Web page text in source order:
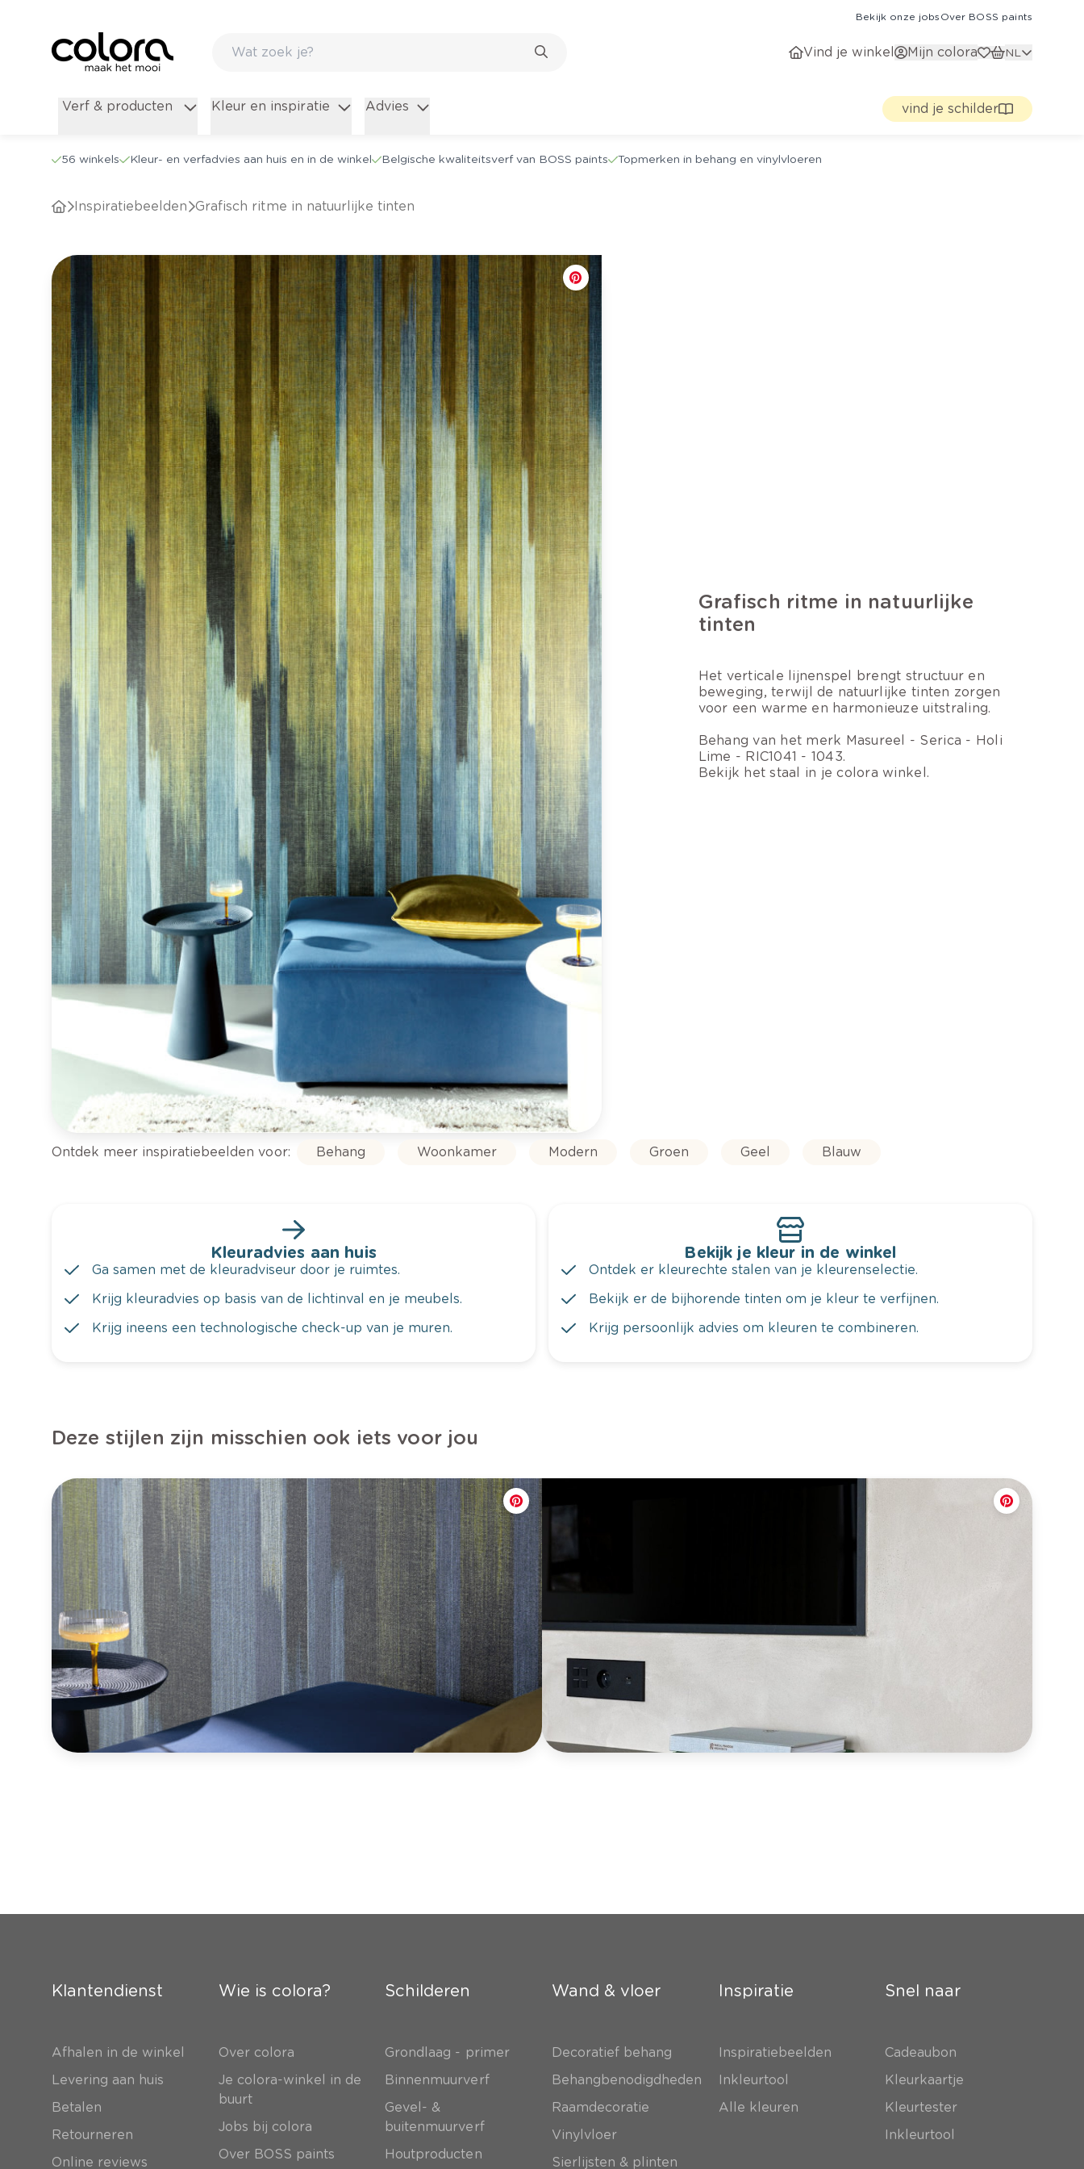
Bekijk onze jobs Over BOSS paints
Vind je winkel Mijn colora NL
Verf & producten Kleur en inspiratie Advies vind je schilder
56 winkels Kleur- en verfadvies aan huis en in de winkel Belgische kwaliteitsverf van BOSS paints Topmerken in behang en vinylvloeren
Inspiratiebeelden Grafisch ritme in natuurlijke tinten
Grafisch ritme in natuurlijke
tinten
Het verticale lijnenspel brengt structuur en
beweging, terwijl de natuurlijke tinten zorgen
voor een warme en harmonieuze uitstraling.
Behang van het merk Masureel - Serica - Holi
Lime - RIC1041 - 1043.
Bekijk het staal in je colora winkel.
Ontdek meer inspiratiebeelden voor: Behang Woonkamer Modern Groen Geel Blauw
Kleuradvies aan huis
Ga samen met de kleuradviseur door je ruimtes.
Krijg kleuradvies op basis van de lichtinval en je meubels.
Krijg ineens een technologische check-up van je muren.
Bekijk je kleur in de winkel
Ontdek er kleurechte stalen van je kleurenselectie.
Bekijk er de bijhorende tinten om je kleur te verfijnen.
Krijg persoonlijk advies om kleuren te combineren.
Deze stijlen zijn misschien ook iets voor jou
Klantendienst
Afhalen in de winkel
Levering aan huis
Betalen
Retourneren
Online reviews
Wie is colora?
Over colora
Je colora-winkel in de
buurt
Jobs bij colora
Over BOSS paints
Schilderen
Grondlaag - primer
Binnenmuurverf
Gevel- &
buitenmuurverf
Houtproducten
Wand & vloer
Decoratief behang
Behangbenodigdheden
Raamdecoratie
Vinylvloer
Sierlijsten & plinten
Inspiratie
Inspiratiebeelden
Inkleurtool
Alle kleuren
Snel naar
Cadeaubon
Kleurkaartje
Kleurtester
Inkleurtool